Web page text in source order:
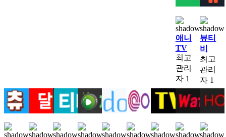
애니
TV
최고
관리
자 1
뷰티
비
최고
관리
자 1